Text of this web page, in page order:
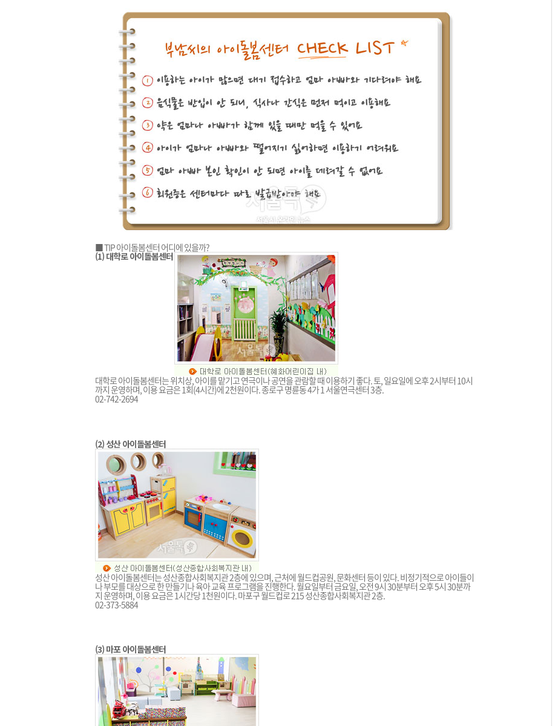
■ TIP 아이돌봄센터 어디에 있을까?
(1) 대학로 아이돌봄센터
대학로 아이돌봄센터는 위치상, 아이를 맡기고 연극이나 공연을 관람할 때 이용하기 좋다. 토, 일요일에 오후 2시부터 10시
까지 운영하며, 이용 요금은 1회(4시간)에 2천원이다. 종로구 명륜동 4가 1 서울연극센터 3층.
02-742-2694
(2) 성산 아이돌봄센터
성산 아이돌봄센터는 성산종합사회복지관 2층에 있으며, 근처에 월드컵공원, 문화센터 등이 있다. 비정기적으로 아이들이
나 부모를 대상으로 한 만들기나 육아 교육 프로그램을 진행한다. 월요일부터 금요일, 오전 9시 30분부터 오후 5시 30분까
지 운영하며, 이용 요금은 1시간당 1천원이다. 마포구 월드컵로 215 성산종합사회복지관 2층.
02-373-5884
(3) 마포 아이돌봄센터